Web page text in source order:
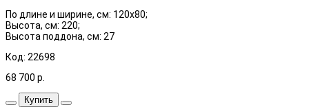
По длине и ширине, см: 120x80;
Высота, см: 220;
Высота поддона, см: 27
Код: 22698
68 700 р.
Купить